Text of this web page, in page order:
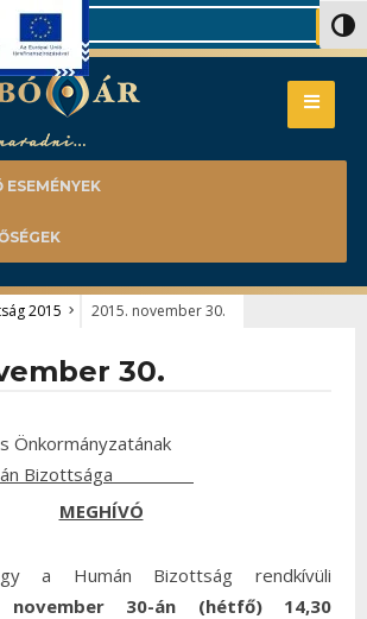
ESEMÉNYEK
2015 2015. november 30.
30.
Önkormányzatának
Bizottsága
MEGHÍVÓ
a Humán Bizottság rendkívüli
november 30-án (hétfő) 14,30